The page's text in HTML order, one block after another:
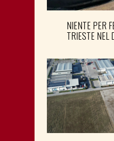
NIENTE PER
TRIESTE NEL